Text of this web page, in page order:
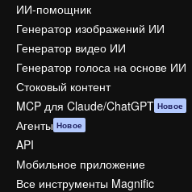
ИИ-помощник
Генератор изображений ИИ
Генератор видео ИИ
Генератор голоса на основе ИИ
Стоковый контент
MCP для Claude/ChatGPT Новое
Агенты Новое
API
Мобильное приложение
Все инструменты Magnific